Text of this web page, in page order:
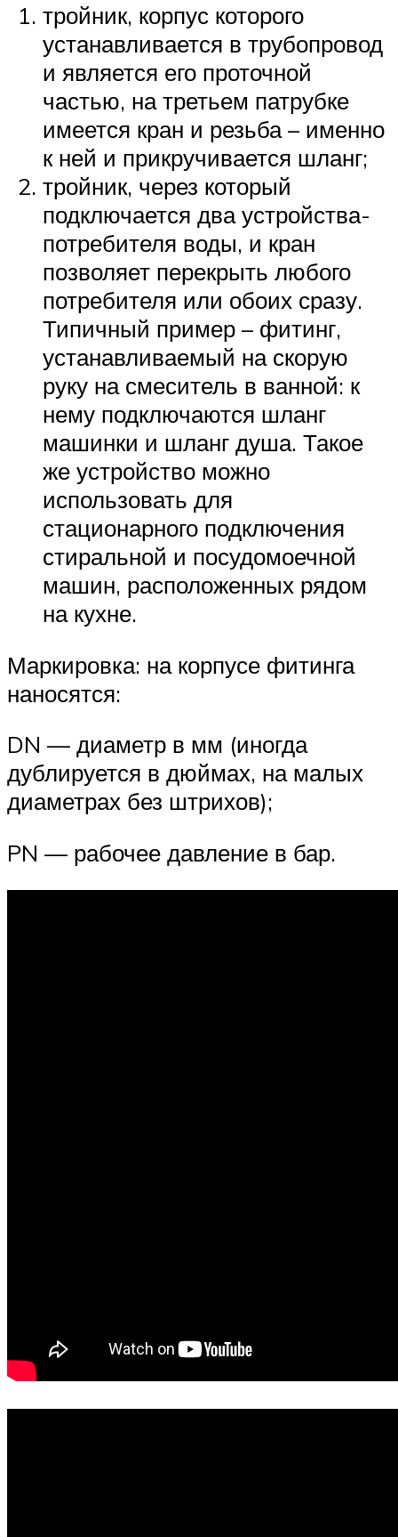
тройник, корпус которого
устанавливается в трубопровод
и является его проточной
частью, на третьем патрубке
имеется кран и резьба – именно
к ней и прикручивается шланг;
тройник, через который
подключается два устройства-
потребителя воды, и кран
позволяет перекрыть любого
потребителя или обоих сразу.
Типичный пример – фитинг,
устанавливаемый на скорую
руку на смеситель в ванной: к
нему подключаются шланг
машинки и шланг душа. Такое
же устройство можно
использовать для
стационарного подключения
стиральной и посудомоечной
машин, расположенных рядом
на кухне.
Маркировка: на корпусе фитинга
наносятся:
DN — диаметр в мм (иногда
дублируется в дюймах, на малых
диаметрах без штрихов);
PN — рабочее давление в бар.